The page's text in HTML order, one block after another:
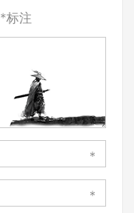
*标注
*
*